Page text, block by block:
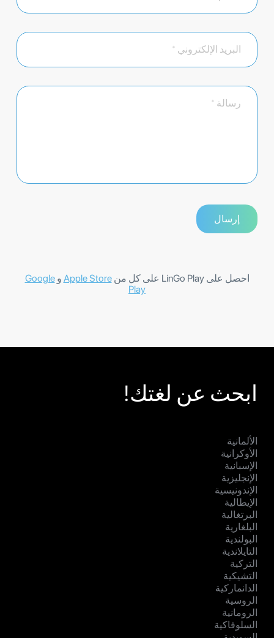
احصل على LinGo Play على كل من Apple Store وGoogle
Play
ابحث عن لغتك!
الألمانية
الأوكرانية
الإسبانية
الإنجليزية
الإندونيسية
الإيطالية
البرتغالية
البلغارية
البولندية
التايلاندية
التركية
التشيكية
الدانماركية
الروسية
الرومانية
السلوفاكية